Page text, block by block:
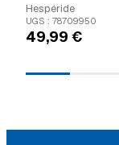
Hespéride
UGS : 78709950
49,99 €